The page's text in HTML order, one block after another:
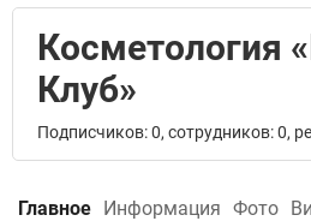
Косметология
Клуб»
Подписчиков: 0, сотрудников: 0,
Главное Информация Фото